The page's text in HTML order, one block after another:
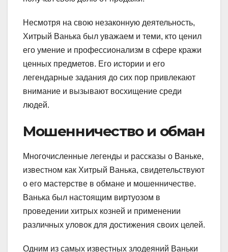
Несмотря на свою незаконную деятельность,
Хитрый Ванька был уважаем и теми, кто ценил
его умение и профессионализм в сфере кражи
ценных предметов. Его истории и его
легендарные задания до сих пор привлекают
внимание и вызывают восхищение среди
людей.
Мошенничество и обман
Многочисленные легенды и рассказы о Ваньке,
известном как Хитрый Ванька, свидетельствуют
о его мастерстве в обмане и мошенничестве.
Ванька был настоящим виртуозом в
проведении хитрых козней и применении
различных уловок для достижения своих целей.
Одним из самых известных злодеяний Ваньки